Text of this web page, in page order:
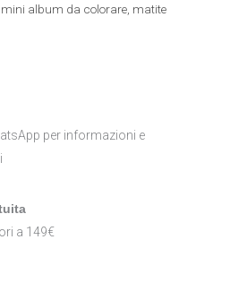
album da colorare, matite
per informazioni e
a 149€